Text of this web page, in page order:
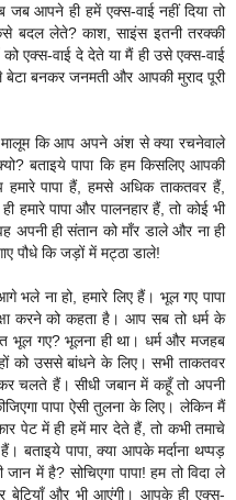
आपने ही हमें एक्स-वाई नहीं दिया तो
बदल लेते? काश, साइंस इतनी तरक्की
एक्स-वाई दे देते या मैं ही उसे एक्स-वाई
बनकर जनमती और आपकी मुराद पूरी
मालूम कि आप अपने अंश से क्या रचनेवाले
बताइये पापा कि हम किसलिए आपकी
हमारे पापा हैं, हमसे अधिक ताकतवर हैं,
हमारे पापा और पालनहार हैं, तो कोई भी
अपनी ही संतान को माँर डाले और ना ही
पौधे कि जड़ों में मट्ठा डाले!
भले ना हो, हमारे लिए हैं। भूल गए पापा
करने को कहता है। आप सब तो धर्म के
भूल गए? भूलना ही था। धर्म और मजहब
को उससे बांधने के लिए। सभी ताकतवर
चलते हैं। सीधी जबान में कहूँ तो अपनी
पापा ऐसी तुलना के लिए। लेकिन मैं
पेट में ही हमें मार देते हैं, तो कभी तमाचे
बताइये पापा, क्या आपके मर्दाना थप्पड़
में है? सोचिएगा पापा! हम तो विदा ले
बेटियाँ और भी आएंगी। आपके ही एक्स-